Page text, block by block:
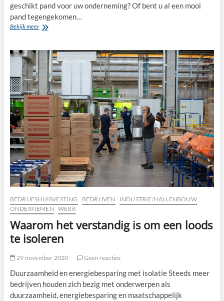
geschikt pand voor uw onderneming? Of bent u al een mooi
pand tegengekomen…
Bekijk meerEen
BEDRIJFSHUISVESTING BEDRIJVEN
INDUSTRIE/HALLENBOUW
ONDERNEMEN WERK
Waarom het verstandig is om een loods
te isoleren
29 november 2020 Geen reacties
Duurzaamheid en energiebesparing met isolatie Steeds meer
bedrijven houden zich bezig met onderwerpen als
duurzaamheid, energiebesparing en maatschappelijk